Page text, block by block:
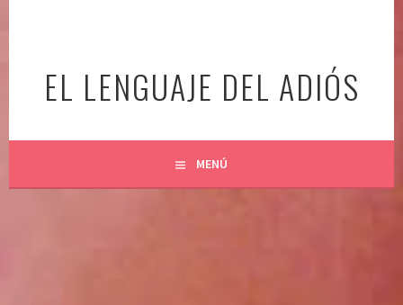
EL LENGUAJE DEL ADIÓS
MENÚ